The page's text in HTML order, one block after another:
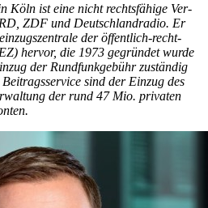
Köln ist eine nicht rechts­fähige Ver­
ZDF und Deutsch­land­radio. Er
der öffentlich-recht­
her­vor, die 1973 ge­gründet wurde
der Rund­funk­gebühr zu­ständig
sind der Ein­zug des
der rund 47 Mio. privaten